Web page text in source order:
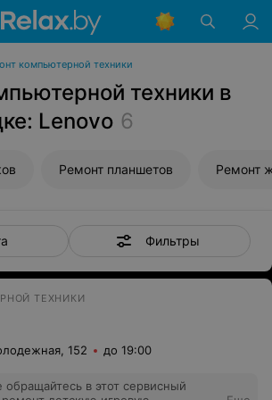
компьютерной техники
техники в
Lenovo 6
Ремонт планшетов Ремонт
Фильтры
ТЕХНИКИ
152 до 19:00
обращайтесь в этот сервисный